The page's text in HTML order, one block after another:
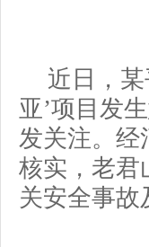
近日，
亚’项目发
发关注。经
核实，老君
关安全事故